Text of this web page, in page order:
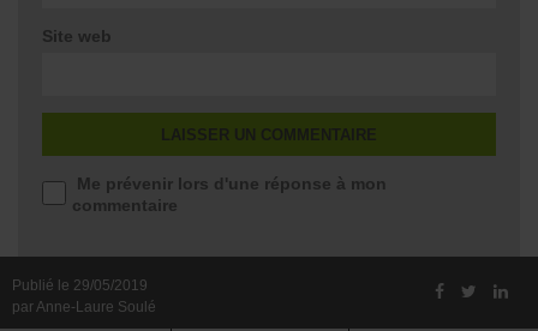
Site web
Me prévenir lors d'une réponse à mon
commentaire
Publié le 29/05/2019
par Anne-Laure Soulé